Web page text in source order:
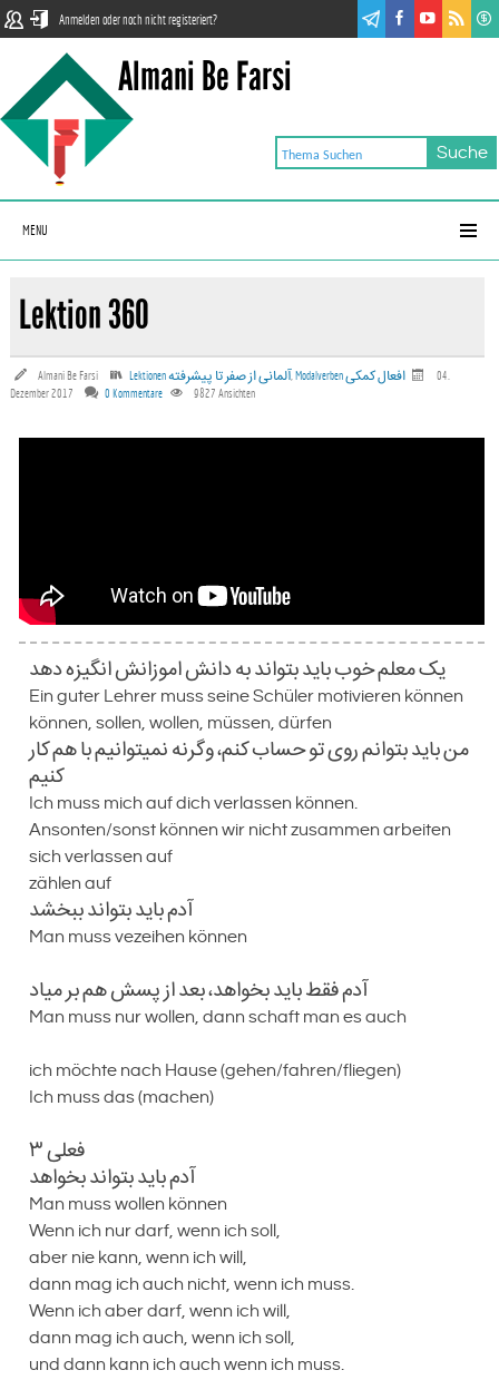
Anmelden oder noch nicht registeriert?
Almani Be Farsi
MENU
Lektion 360
Almani Be Farsi Lektionen آلمانی‌ از صفر تا پیشرفته
04.
Dezember 2017
0 Kommentare 9827 Ansichten
یک معلم خوب باید بتواند به دانش اموزانش انگیزه دهد
Ein guter Lehrer muss seine Schüler motivieren können
können, sollen, wollen, müssen, dürfen
من باید بتوانم روی تو حساب کنم، وگرنه نمیتوانیم با هم کار
کنیم
Ich muss mich auf dich verlassen können.
Ansonten/sonst können wir nicht zusammen arbeiten
sich verlassen auf
zählen auf
آدم باید بتواند ببخشد
Man muss vezeihen können
آدم فقط باید بخواهد، بعد از پسش هم بر میاد
Man muss nur wollen, dann schaft man es auch
ich möchte nach Hause (gehen/fahren/fliegen)
Ich muss das (machen)
۳ فعلی
آدم باید بتواند بخواهد
Man muss wollen können
Wenn ich nur darf, wenn ich soll,
aber nie kann, wenn ich will,
dann mag ich auch nicht, wenn ich muss.
Wenn ich aber darf, wenn ich will,
dann mag ich auch, wenn ich soll,
und dann kann ich auch wenn ich muss.